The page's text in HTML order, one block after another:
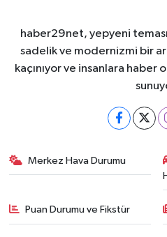
haber29net, yepyeni
sadelik ve modernizmi bir
kaçınıyor ve insanlara haber
Merkez Hava Durumu
Puan Durumu ve Fikstür